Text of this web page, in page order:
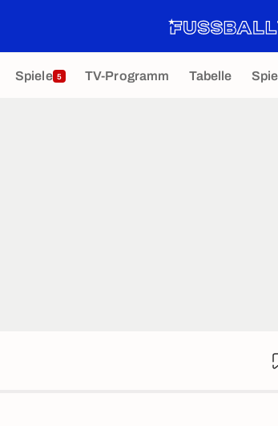
Spiele 5 TV-Programm Tabelle